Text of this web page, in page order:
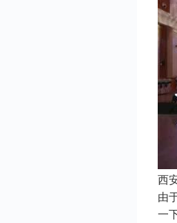
西
由
一